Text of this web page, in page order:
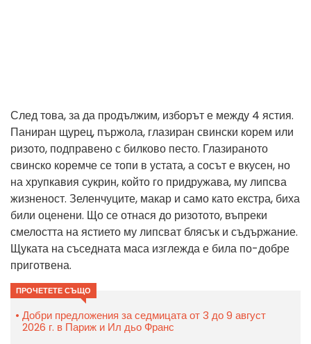
След това, за да продължим, изборът е между 4 ястия.
Паниран щурец, пържола, глазиран свински корем или
ризото, подправено с билково песто. Глазираното
свинско коремче се топи в устата, а сосът е вкусен, но
на хрупкавия сукрин, който го придружава, му липсва
жизненост. Зеленчуците, макар и само като екстра, биха
били оценени. Що се отнася до ризотото, въпреки
смелостта на ястието му липсват блясък и съдържание.
Щуката на съседната маса изглежда е била по-добре
приготвена.
ПРОЧЕТЕТЕ СЪЩО
Добри предложения за седмицата от 3 до 9 август
2026 г. в Париж и Ил дьо Франс